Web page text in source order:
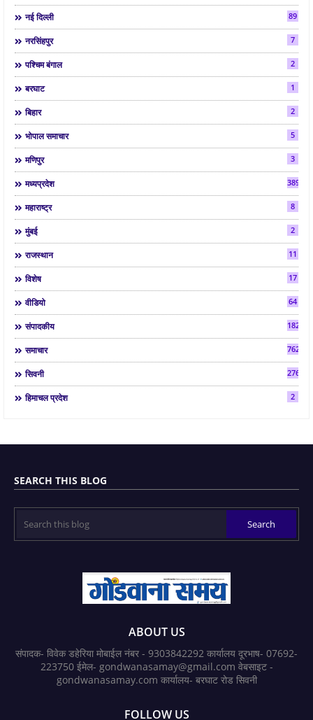
नई दिल्ली 89
नरसिंहपुर 7
पश्चिम बंगाल 2
बरघाट 1
बिहार 2
भोपाल समाचार 5
मणिपुर 3
मध्यप्रदेश 3892
महाराष्ट्र 8
मुंबई 2
राजस्थान 11
विशेष 17
वीडियो 64
संपादकीय 182
समाचार 7624
सिवनी 2763
हिमाचल प्रदेश 2
SEARCH THIS BLOG
ABOUT US
संपादक- विवेक डहेरिया मोबाईल नंबर - 9303842292 कार्यालय दूरभाष- 07692-
223750 ईमेल- gondwanasamay@gmail.com वेबसाइट -
gondwanasamay.com कार्यालय- बरघाट रोड सिवनी
FOLLOW US